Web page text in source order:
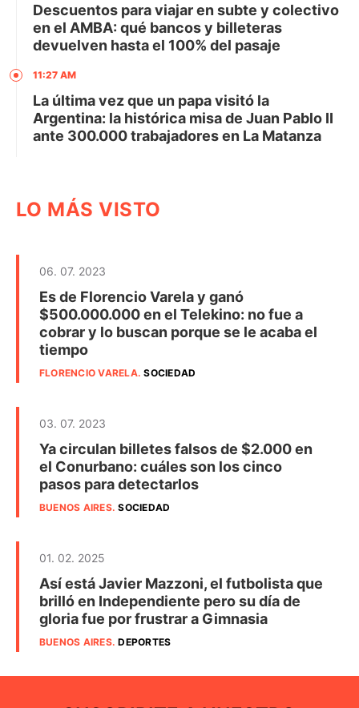
Descuentos para viajar en subte y colectivo
en el AMBA: qué bancos y billeteras
devuelven hasta el 100% del pasaje
11:27 AM
La última vez que un papa visitó la
Argentina: la histórica misa de Juan Pablo II
ante 300.000 trabajadores en La Matanza
LO MÁS VISTO
06. 07. 2023
Es de Florencio Varela y ganó
$500.000.000 en el Telekino: no fue a
cobrar y lo buscan porque se le acaba el
tiempo
FLORENCIO VARELA.SOCIEDAD
03. 07. 2023
Ya circulan billetes falsos de $2.000 en
el Conurbano: cuáles son los cinco
pasos para detectarlos
BUENOS AIRES.SOCIEDAD
01. 02. 2025
Así está Javier Mazzoni, el futbolista que
brilló en Independiente pero su día de
gloria fue por frustrar a Gimnasia
BUENOS AIRES.DEPORTES